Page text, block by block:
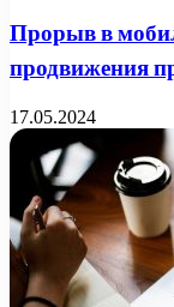
Прорыв в
продвижения
17.05.2024